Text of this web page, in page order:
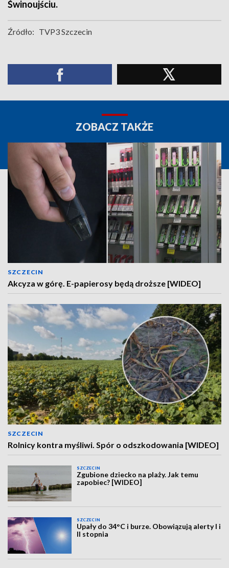
Świnoujściu.
Źródło: TVP3 Szczecin
ZOBACZ TAKŻE
SZCZECIN
Akcyza w górę. E-papierosy będą droższe [WIDEO]
SZCZECIN
Rolnicy kontra myśliwi. Spór o odszkodowania [WIDEO]
SZCZECIN
Zgubione dziecko na plaży. Jak temu
zapobiec? [WIDEO]
SZCZECIN
Upały do 34°C i burze. Obowiązują alerty I i
II stopnia